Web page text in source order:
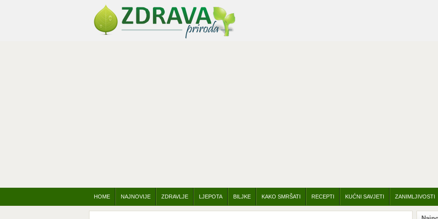
HOME NAJNOVIJE ZDRAVLJE LJEPOTA BILJKE KAKO SMRŠATI RECEPTI KUĆNI SAVJETI ZANIMLJIVOSTI